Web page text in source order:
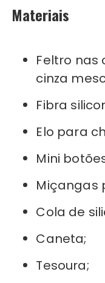
Materiais
Feltro nas
cinza
Fibra
Elo para
Mini
Miçangas
Cola de
Caneta;
Tesoura;